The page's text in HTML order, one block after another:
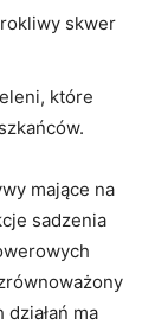
skwer
które
mające na
sadzenia
ma